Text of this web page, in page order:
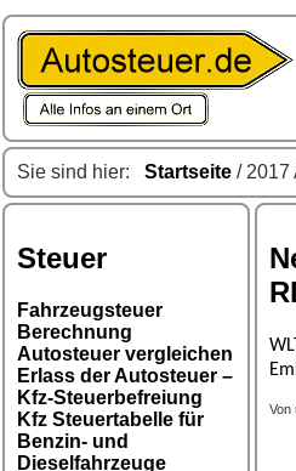
Sie sind hier: Startseite / 2017
Steuer
Fahrzeugsteuer
Berechnung
Autosteuer vergleichen
Erlass der Autosteuer –
Kfz-Steuerbefreiung
Kfz Steuertabelle für
Benzin- und
Dieselfahrzeuge
Von